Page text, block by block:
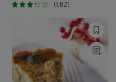
(182)